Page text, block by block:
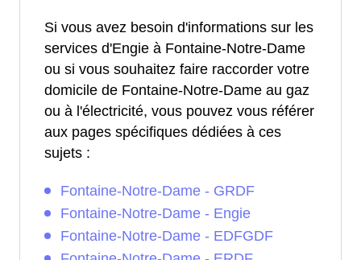
Si vous avez besoin d'informations sur les
services d'Engie à Fontaine-Notre-Dame
ou si vous souhaitez faire raccorder votre
domicile de Fontaine-Notre-Dame au gaz
ou à l'électricité, vous pouvez vous référer
aux pages spécifiques dédiées à ces
sujets :
Fontaine-Notre-Dame - GRDF
Fontaine-Notre-Dame - Engie
Fontaine-Notre-Dame - EDFGDF